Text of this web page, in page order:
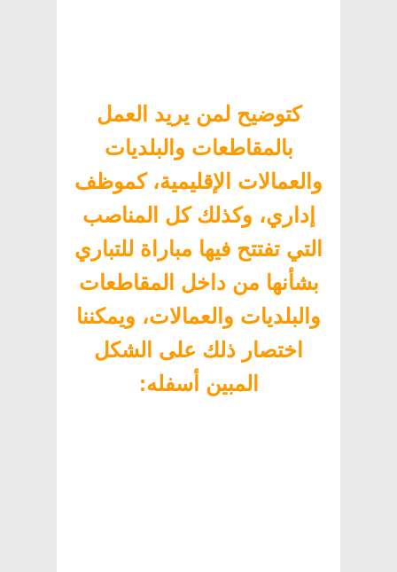
كتوضيح لمن يريد العمل
بالمقاطعات والبلديات
والعمالات الإقليمية، كموظف
إداري، وكذلك كل المناصب
التي تفتتح فيها مباراة للتباري
بشأنها من داخل المقاطعات
والبلديات والعمالات، ويمكننا
اختصار ذلك على الشكل
المبين أسفله: